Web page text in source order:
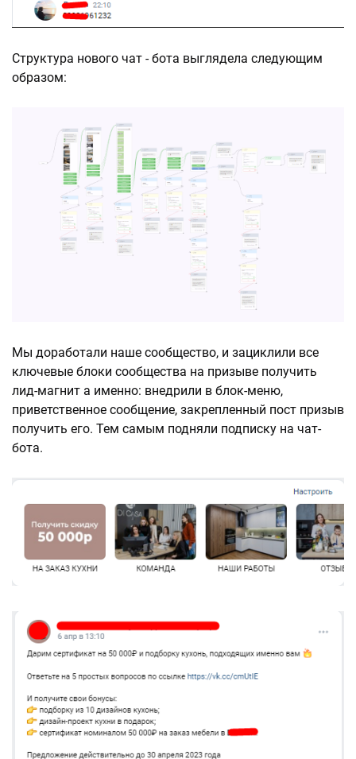
Структура нового чат - бота выглядела следующим
образом:
Мы доработали наше сообщество, и зациклили все
ключевые блоки сообщества на призыве получить
лид-магнит а именно: внедрили в блок-меню,
приветственное сообщение, закрепленный пост призыв
получить его. Тем самым подняли подписку на чат-
бота.